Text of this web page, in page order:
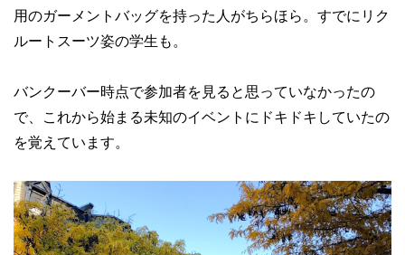
用のガーメントバッグを持った人がちらほら。すでにリク
ルートスーツ姿の学生も。
バンクーバー時点で参加者を見ると思っていなかったの
で、これから始まる未知のイベントにドキドキしていたの
を覚えています。